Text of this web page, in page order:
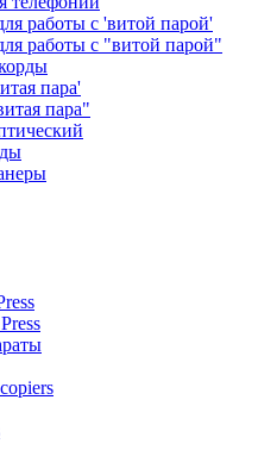
работы с 'витой парой'
работы с "витой парой"
пара'
пара"